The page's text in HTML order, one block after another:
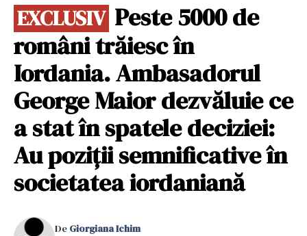
EXCLUSIV Peste 5000 de
români trăiesc în
Iordania. Ambasadorul
George Maior dezvăluie ce
a stat în spatele deciziei:
Au poziţii semnificative în
societatea iordaniană
De Giorgiana Ichim